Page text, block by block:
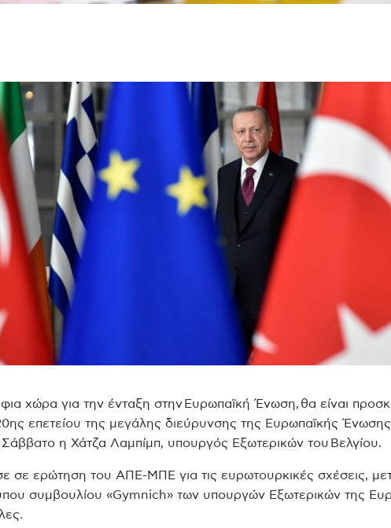
Επικοινωνία
χώρα για την ένταξη στην Ευρωπαϊκή Ένωση, θα είναι
επετείου της μεγάλης διεύρυνσης της Ευρωπαϊκής
η Χάτζα Λαμπίμπ, υπουργός Εξωτερικών του Βελγίου.
σε ερώτηση του ΑΠΕ-ΜΠΕ για τις ευρωτουρκικές σχέσεις,
συμβουλίου «Gymnich» των υπουργών Εξωτερικών της